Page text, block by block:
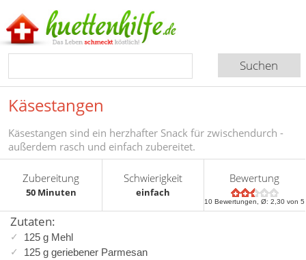
Käsestangen
Käsestangen sind ein herzhafter Snack für zwischendurch -
außerdem rasch und einfach zubereitet.
Zubereitung
50 Minuten
Schwierigkeit
einfach
Bewertung
10 Bewertungen, Ø:2,30 von 5
Zutaten:
125 g Mehl
125 g geriebener Parmesan